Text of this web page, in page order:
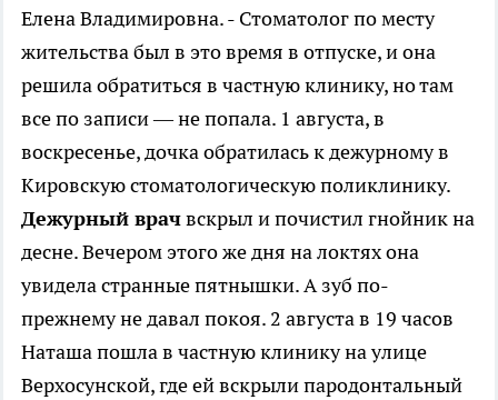
Елена Владимировна. - Стоматолог по месту
жительства был в это время в отпуске, и она
решила обратиться в частную клинику, но там
все по записи — не попала. 1 августа, в
воскресенье, дочка обратилась к дежурному в
Кировскую стоматологическую поликлинику.
Дежурный врачвскрыл и почистил гнойник на
десне. Вечером этого же дня на локтях она
увидела странные пятнышки. А зуб по-
прежнему не давал покоя. 2 августа в 19 часов
Наташа пошла в частную клинику на улице
Верхосунской, где ей вскрыли пародонтальный